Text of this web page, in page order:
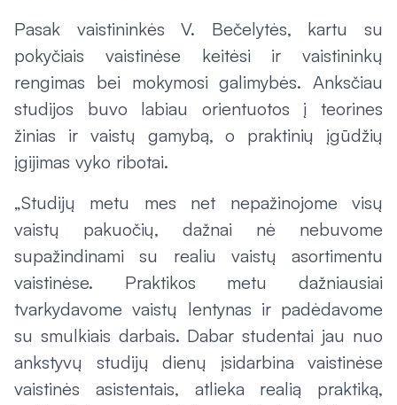
Pasak vaistininkės V. Bečelytės, kartu su
pokyčiais vaistinėse keitėsi ir vaistininkų
rengimas bei mokymosi galimybės. Anksčiau
studijos buvo labiau orientuotos į teorines
žinias ir vaistų gamybą, o praktinių įgūdžių
įgijimas vyko ribotai.
„Studijų metu mes net nepažinojome visų
vaistų pakuočių, dažnai nė nebuvome
supažindinami su realiu vaistų asortimentu
vaistinėse. Praktikos metu dažniausiai
tvarkydavome vaistų lentynas ir padėdavome
su smulkiais darbais. Dabar studentai jau nuo
ankstyvų studijų dienų įsidarbina vaistinėse
vaistinės asistentais, atlieka realią praktiką,